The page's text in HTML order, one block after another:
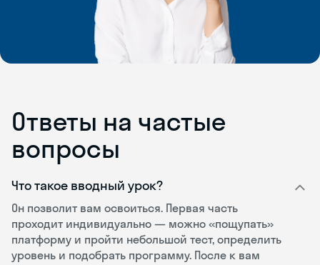
Ответы на частые
вопросы
Что такое вводный урок?
Он позволит вам освоиться. Первая часть
проходит индивидуально — можно «пощупать»
платформу и пройти небольшой тест, определить
уровень и подобрать программу. После к вам